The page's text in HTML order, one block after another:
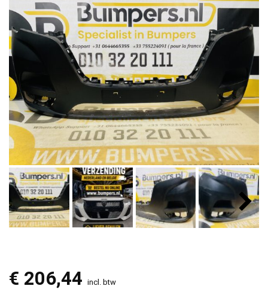
€ 206,44 incl. btw